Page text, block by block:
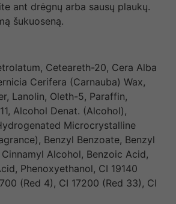
ant drėgnų arba sausų plaukų.
šukuoseną.
Ceteareth-20, Cera Alba
Cerifera (Carnauba) Wax,
Lanolin, Oleth-5, Paraffin,
Alcohol Denat. (Alcohol),
Microcrystalline
Benzyl Benzoate, Benzyl
Alcohol, Benzoic Acid,
Phenoxyethanol, CI 19140
(Red 4), CI 17200 (Red 33), CI